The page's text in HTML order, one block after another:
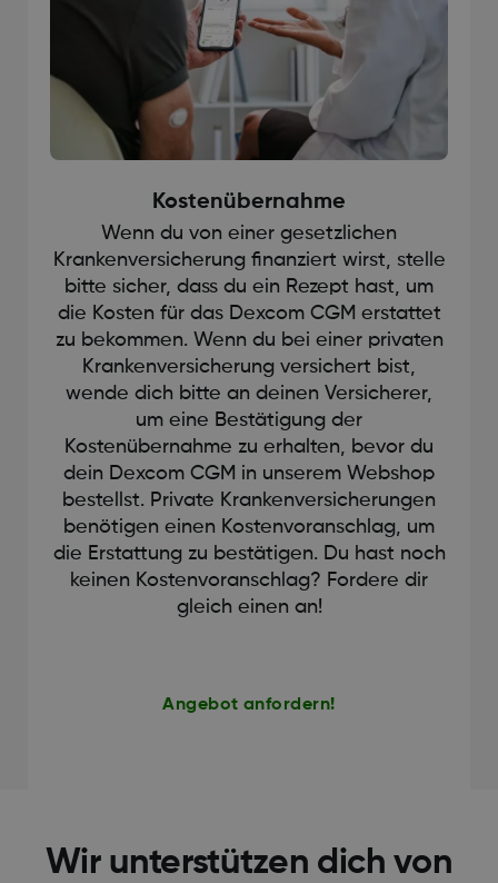
Kostenübernahme
Wenn du von einer gesetzlichen
Krankenversicherung finanziert wirst, stelle
bitte sicher, dass du ein Rezept hast, um
die Kosten für das Dexcom CGM erstattet
zu bekommen. Wenn du bei einer privaten
Krankenversicherung versichert bist,
wende dich bitte an deinen Versicherer,
um eine Bestätigung der
Kostenübernahme zu erhalten, bevor du
dein Dexcom CGM in unserem Webshop
bestellst. Private Krankenversicherungen
benötigen einen Kostenvoranschlag, um
die Erstattung zu bestätigen. Du hast noch
keinen Kostenvoranschlag? Fordere dir
gleich einen an!
Angebot anfordern!
Wir unterstützen dich von